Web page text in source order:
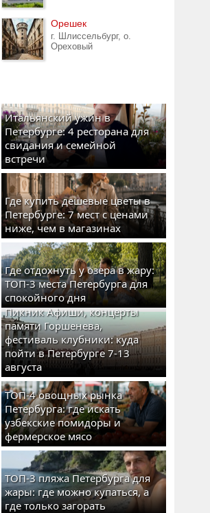
Орешек
г. Шлиссельбург, о.
Ореховый
Итальянский ужин в
Петербурге: 4 ресторана для
свидания и семейной
встречи
Где купить дешевые цветы в
Петербурге: 7 мест с ценами
ниже, чем в магазинах
Где отдохнуть у озера в жару:
ТОП-3 места Петербурга для
спокойного дня
Пикник Афиши, концерты
памяти Горшенева,
фестиваль клубники: куда
пойти в Петербурге 7-13
августа
ТОП-4 овощных рынка
Петербурга: где искать
узбекские помидоры и
фермерское мясо
ТОП-3 пляжа Петербурга для
жары: где можно купаться, а
где только загорать